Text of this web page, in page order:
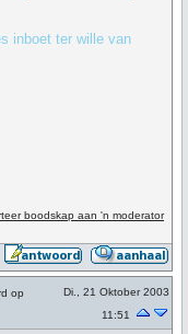
inboet ter wille van
boodskap aan 'n moderator
op
Di., 21 Oktober 2003
11:51